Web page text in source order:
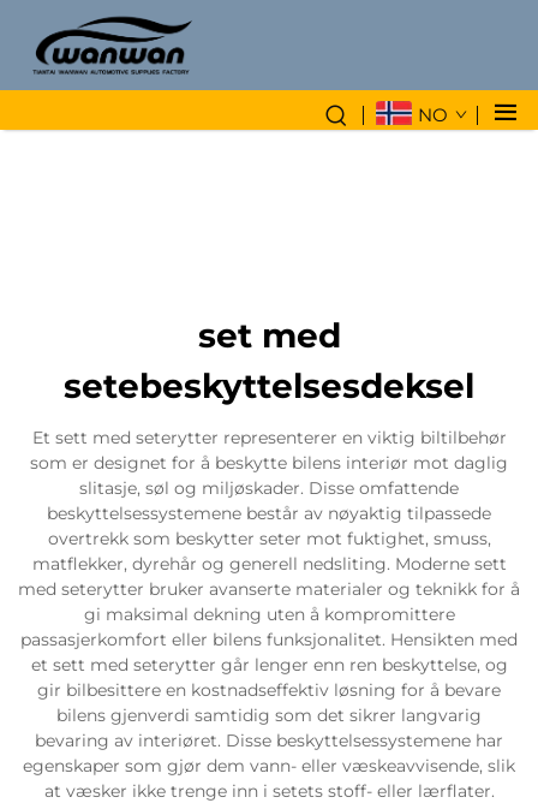
NO
set med
setebeskyttelsesdeksel
Et sett med seterytter representerer en viktig biltilbehør
som er designet for å beskytte bilens interiør mot daglig
slitasje, søl og miljøskader. Disse omfattende
beskyttelsessystemene består av nøyaktig tilpassede
overtrekk som beskytter seter mot fuktighet, smuss,
matflekker, dyrehår og generell nedsliting. Moderne sett
med seterytter bruker avanserte materialer og teknikk for å
gi maksimal dekning uten å kompromittere
passasjerkomfort eller bilens funksjonalitet. Hensikten med
et sett med seterytter går lenger enn ren beskyttelse, og
gir bilbesittere en kostnadseffektiv løsning for å bevare
bilens gjenverdi samtidig som det sikrer langvarig
bevaring av interiøret. Disse beskyttelsessystemene har
egenskaper som gjør dem vann- eller væskeavvisende, slik
at væsker ikke trenge inn i setets stoff- eller lærflater.